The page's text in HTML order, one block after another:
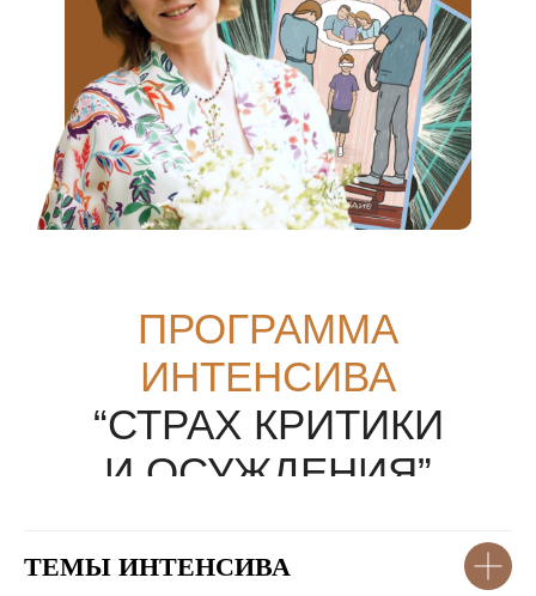
ПРОГРАММА
ИНТЕНСИВА
“СТРАХ КРИТИКИ
И ОСУЖДЕНИЯ”
ТЕМЫ ИНТЕНСИВА